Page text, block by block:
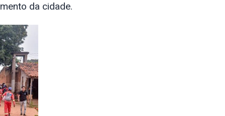
da cidade.